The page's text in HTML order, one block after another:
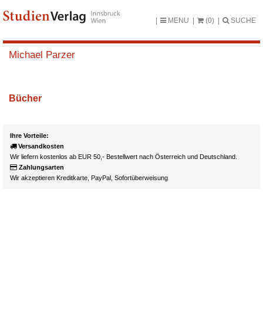
MENU (0) SUCHE
Michael Parzer
Bücher
Ihre Vorteile:
Versandkosten
Wir liefern kostenlos ab EUR 50,- Bestellwert nach Österreich und Deutschland.
Zahlungsarten
Wir akzeptieren Kreditkarte, PayPal, Sofortüberweisung